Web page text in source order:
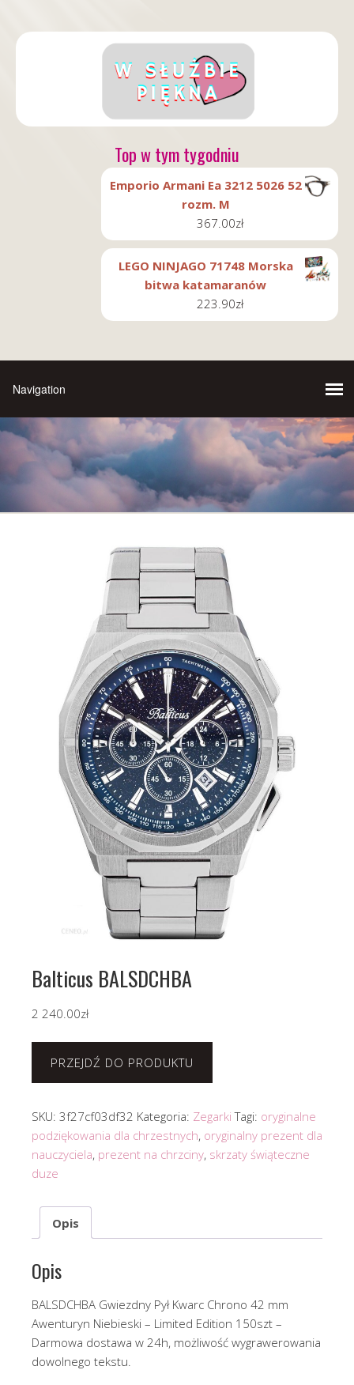
Top w tym tygodniu
Emporio Armani Ea 3212 5026 52
rozm. M
367.00zł
LEGO NINJAGO 71748 Morska
bitwa katamaranów
223.90zł
Balticus BALSDCHBA
2 240.00zł
PRZEJDŹ DO PRODUKTU
SKU: 3f27cf03df32 Kategoria: Zegarki Tagi: oryginalne
podziękowania dla chrzestnych, oryginalny prezent dla
nauczyciela, prezent na chrzciny, skrzaty świąteczne
duze
Opis
Opis
BALSDCHBA Gwiezdny Pył Kwarc Chrono 42 mm
Awenturyn Niebieski – Limited Edition 150szt –
Darmowa dostawa w 24h, możliwość wygrawerowania
dowolnego tekstu.